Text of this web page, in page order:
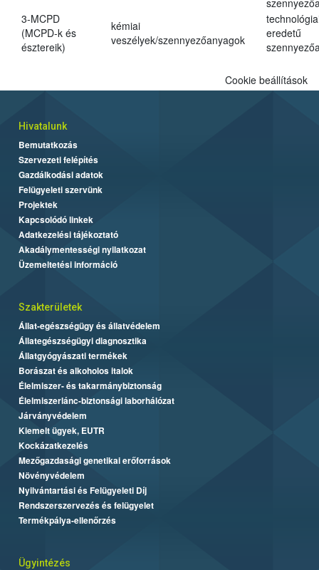
3-MCPD
(MCPD-k és
észtereik)
kémiai
veszélyek/szennyezőanyagok
eredetű
Cookie beállítások
Hivatalunk
Bemutatkozás
Szervezeti felépítés
Gazdálkodási adatok
Felügyeleti szervünk
Projektek
Kapcsolódó linkek
Adatkezelési tájékoztató
Akadálymentességi nyilatkozat
Üzemeltetési információ
Szakterületek
Állat-egészségügy és állatvédelem
Állategészségügyi diagnosztika
Állatgyógyászati termékek
Borászat és alkoholos italok
Élelmiszer- és takarmánybiztonság
Élelmiszerlánc-biztonsági laborhálózat
Járványvédelem
Kiemelt ügyek, EUTR
Kockázatkezelés
Mezőgazdasági genetikai erőforrások
Növényvédelem
Nyilvántartási és Felügyeleti Díj
Rendszerszervezés és felügyelet
Termékpálya-ellenőrzés
Ügyintézés